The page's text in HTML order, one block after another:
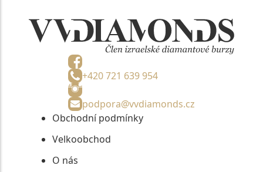
+420 721 639 954
podpora@vvdiamonds.cz
Obchodní podmínky
Velkoobchod
O nás